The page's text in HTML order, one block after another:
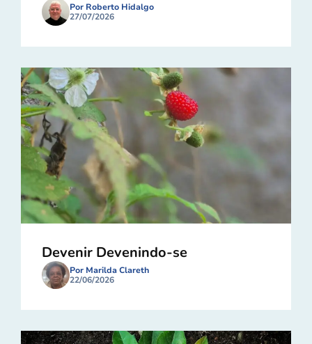
Por Roberto Hidalgo
27/07/2026
Devenir Devenindo-se
Por Marilda Clareth
22/06/2026